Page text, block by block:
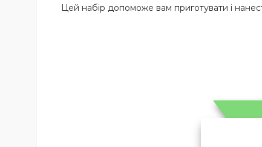
Цей набір допоможе вам приготувати і